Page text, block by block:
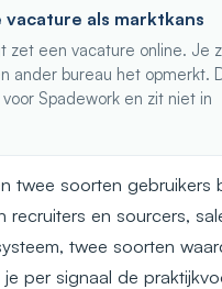
als marktkans
zet een vacature online. Je
ander bureau het opmerkt.
Spadework en zit niet in
twee soorten gebruikers
recruiters en sourcers,
twee soorten
per signaal de